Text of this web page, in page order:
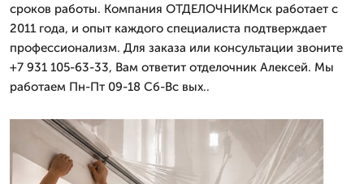
сроков работы. Компания ОТДЕЛОЧНИКМск работает с
2011 года, и опыт каждого специалиста подтверждает
профессионализм. Для заказа или консультации звоните
+7 931 105-63-33, Вам ответит отделочник Алексей. Мы
работаем Пн-Пт 09-18 Сб-Вс вых..